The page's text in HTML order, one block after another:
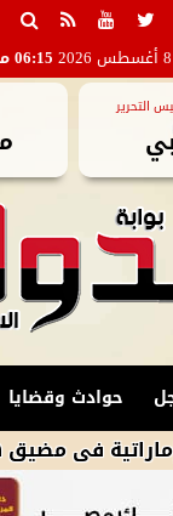
06:15 مـ
التحرير
حوادث وقضايا
مضيق هرمز